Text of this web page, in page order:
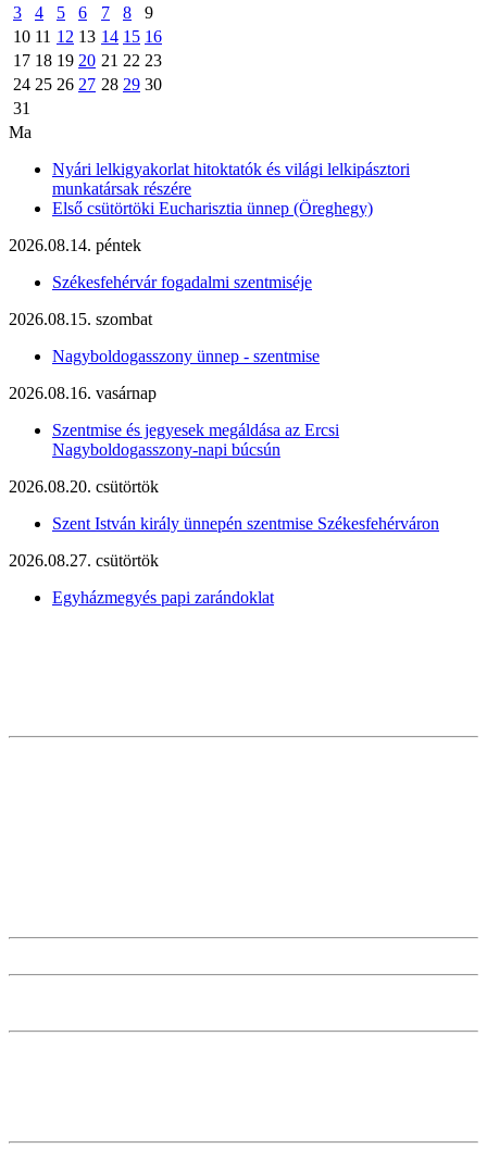
3
4 5 6 7 8
9
10 11 12 13 14 15 16
17 18 19 20 21 22 23
24 25 26 27 28 29 30
31
Ma
Nyári lelkigyakorlat hitoktatók és világi lelkipásztori
munkatársak részére
Első csütörtöki Eucharisztia ünnep (Öreghegy)
2026.08.14. péntek
Székesfehérvár fogadalmi szentmiséje
2026.08.15. szombat
Nagyboldogasszony ünnep - szentmise
2026.08.16. vasárnap
Szentmise és jegyesek megáldása az Ercsi
Nagyboldogasszony-napi búcsún
2026.08.20. csütörtök
Szent István király ünnepén szentmise Székesfehérváron
2026.08.27. csütörtök
Egyházmegyés papi zarándoklat